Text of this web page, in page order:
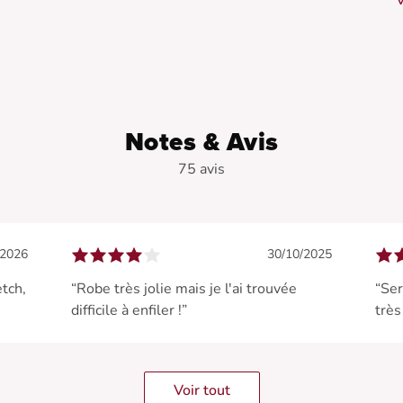
Notes & Avis
75 avis
30/10/2025
“Robe très jolie mais je l'ai trouvée
difficile à enfiler !”
Voir tout